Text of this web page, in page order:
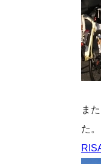
ま
た